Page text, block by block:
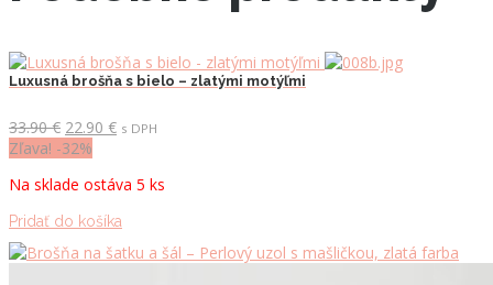
Luxusná brošňa s bielo – zlatými motýľmi
33.90€ Pôvodná
cena
33.90 €.
22.90 €Aktuálna
22.90 €.
s DPH
Zľava! -32%
Na sklade ostáva 5 ks
Pridať do košíka